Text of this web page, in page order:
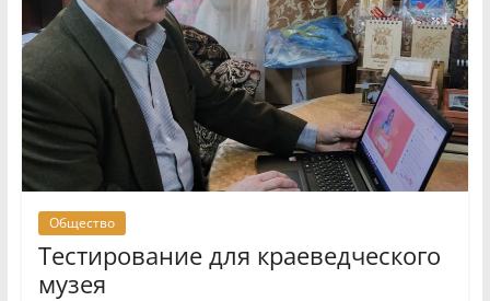
Общество
Тестирование для краеведческого
музея